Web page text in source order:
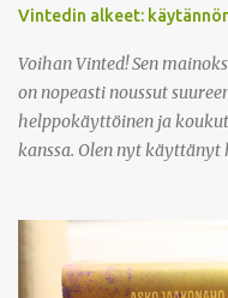
Vintedin alkeet:
Voihan Vinted! Sen
on nopeasti noussut
helppokäyttöinen ja
kanssa. Olen nyt käyttänyt
kirpputorialusta, jonka
kaikenlaista vaatteista